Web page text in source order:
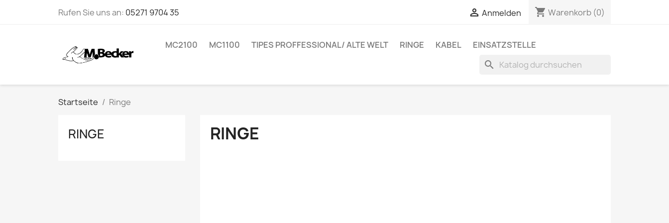
Rufen Sie uns an: 05271 9704 35  Anmelden shopping_cart Warenkorb (0)
MC2100 MC1100 TIPES PROFFESSIONAL/ ALTE WELT RINGE KABEL EINSATZSTELLE
search
Startseite Ringe
RINGE RINGE